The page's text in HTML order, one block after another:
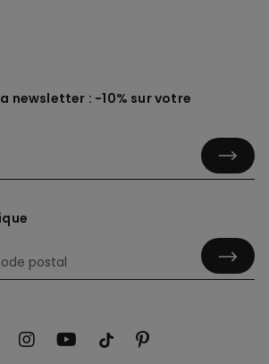
newsletter : -10% sur votre